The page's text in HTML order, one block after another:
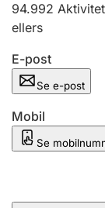
94.992
ellers
E-post
Se e-post
Mobil
Se